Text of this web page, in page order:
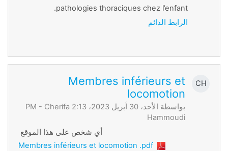
pathologies thoraciques chez l’enfant.
الرابط الدائم
CH
Membres inférieurs et
locomotion
بواسطة الأحد، 30 أبريل 2023، 2:13 PM -
Cherifa
Hammoudi
أي شخص على هذا الموقع
Membres inférieurs et locomotion .pdf